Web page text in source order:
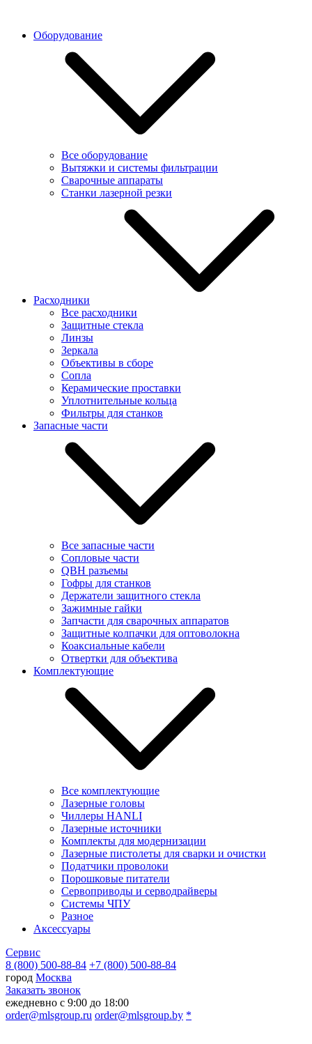
Оборудование
Все оборудование
Вытяжки и системы фильтрации
Сварочные аппараты
Станки лазерной резки
Расходники
Все расходники
Защитные стекла
Линзы
Зеркала
Объективы в сборе
Сопла
Керамические проставки
Уплотнительные кольца
Фильтры для станков
Запасные части
Все запасные части
Сопловые части
QBH разъемы
Гофры для станков
Держатели защитного стекла
Зажимные гайки
Запчасти для сварочных аппаратов
Защитные колпачки для оптоволокна
Коаксиальные кабели
Отвертки для объектива
Комплектующие
Все комплектующие
Лазерные головы
Чиллеры HANLI
Лазерные источники
Комплекты для модернизации
Лазерные пистолеты для сварки и очистки
Податчики проволоки
Порошковые питатели
Сервоприводы и серводрайверы
Системы ЧПУ
Разное
Аксессуары
Сервис
8 (800) 500-88-84 +7 (800) 500-88-84
город Москва
Заказать звонок
ежедневно с 9:00 до 18:00
order@mlsgroup.ru order@mlsgroup.by *